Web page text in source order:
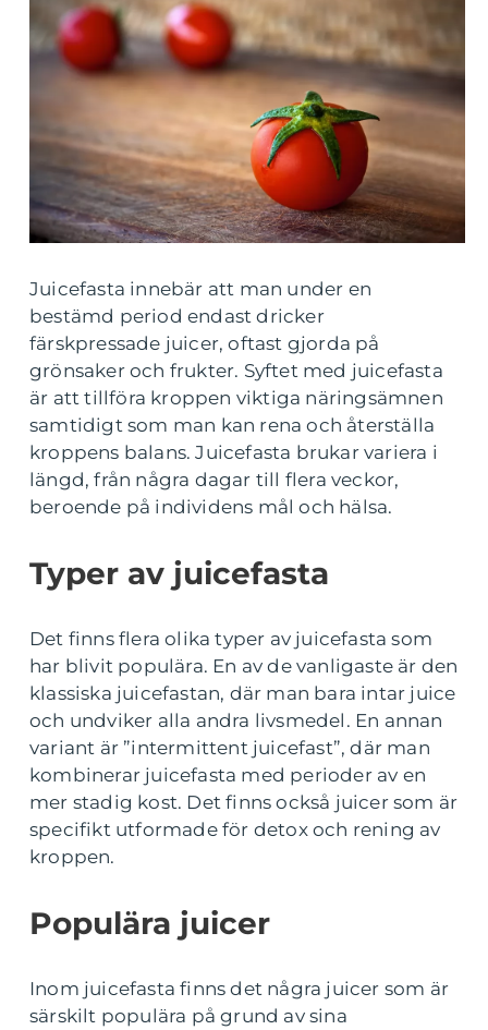
Juicefasta innebär att man under en
bestämd period endast dricker
färskpressade juicer, oftast gjorda på
grönsaker och frukter. Syftet med juicefasta
är att tillföra kroppen viktiga näringsämnen
samtidigt som man kan rena och återställa
kroppens balans. Juicefasta brukar variera i
längd, från några dagar till flera veckor,
beroende på individens mål och hälsa.
Typer av juicefasta
Det finns flera olika typer av juicefasta som
har blivit populära. En av de vanligaste är den
klassiska juicefastan, där man bara intar juice
och undviker alla andra livsmedel. En annan
variant är ”intermittent juicefast”, där man
kombinerar juicefasta med perioder av en
mer stadig kost. Det finns också juicer som är
specifikt utformade för detox och rening av
kroppen.
Populära juicer
Inom juicefasta finns det några juicer som är
särskilt populära på grund av sina